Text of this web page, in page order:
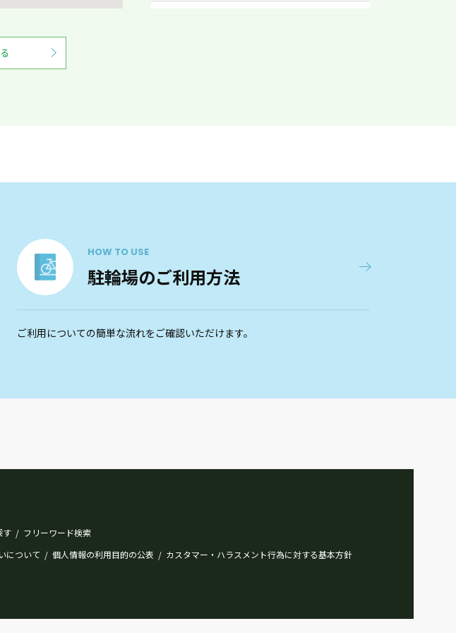
HOW TO USE
駐輪場のご利用方法
ご利用についての簡単な流れをご確認いただけます。
す / フリーワード検索
について / 個人情報の利用目的の公表 / カスタマー・ハラスメント行為に対する基本方針